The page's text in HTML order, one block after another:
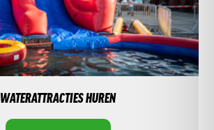
WATERATTRACTIES HUREN